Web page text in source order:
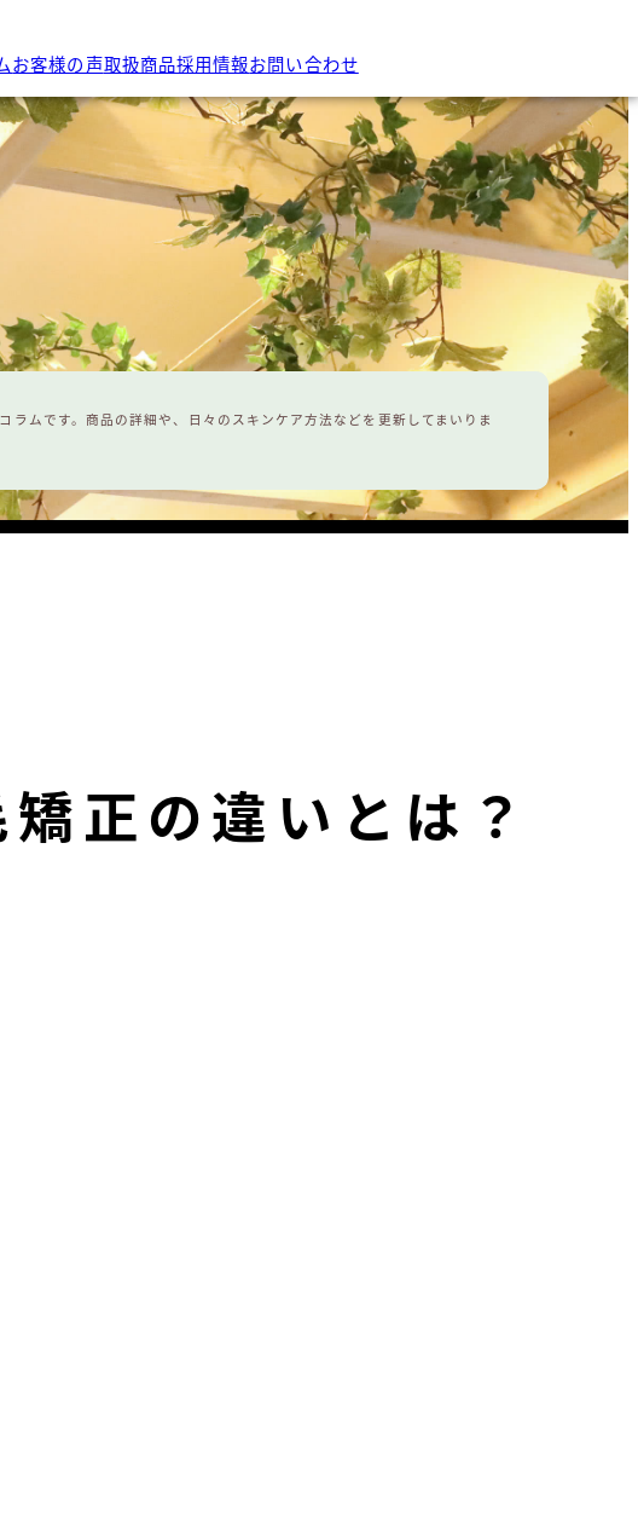
お客様の声取扱商品採用情報お問い合わせ
ラムです。商品の詳細や、日々のスキンケア方法などを更新してまいりま
正の違いとは？